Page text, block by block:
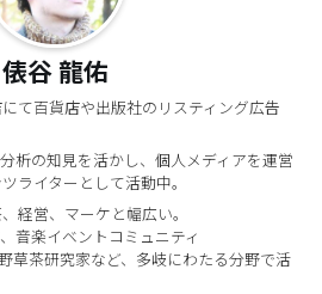
俵谷 龍佑
て百貨店や出版社のリスティング広告
析の知見を活かし、個人メディアを運営
ライターとして活動中。
経営、マーケと幅広い。
音楽イベントコミュニティ
野草茶研究家など、多岐にわたる分野で活